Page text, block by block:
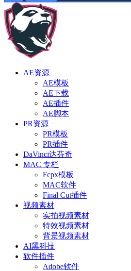
AE资源
AE模板
AE下载
AE插件
AE脚本
PR资源
PR模板
PR插件
DaVinci达芬奇
MAC 专栏
Fcpx模板
MAC软件
Final Cut插件
视频素材
实拍视频素材
特效视频素材
背景视频素材
AI黑科技
软件插件
Adobe软件